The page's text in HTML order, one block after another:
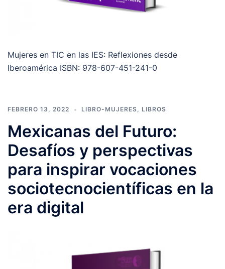
Mujeres en TIC en las IES: Reflexiones desde
Iberoamérica ISBN: 978-607-451-241-0
FEBRERO 13, 2022 LIBRO-MUJERES LIBROS
Mexicanas del Futuro:
Desafíos y perspectivas
para inspirar vocaciones
sociotecnocientíficas en la
era digital